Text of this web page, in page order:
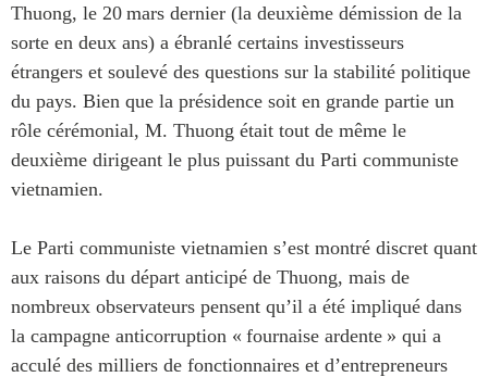
Asie du Nord
Asie du Sud
Commerce avec l’Asie
CPTPP Portal
Bourses
Initiative indo-pacifique
Dialogues et tables rondes
Centre sur les minéraux
critiques du Canada et de
Observatoire Asie
Perspectives
Rapports et notes de
synthèse
Études de cas
Sondages
Séries spéciales
Pleins feux
Thuong, le 20 mars dernier (la deuxième démission de la
sorte en deux ans) a ébranlé certains investisseurs
étrangers et soulevé des questions sur la stabilité politique
du pays. Bien que la présidence soit en grande partie un
rôle cérémonial, M. Thuong était tout de même le
deuxième dirigeant le plus puissant du Parti communiste
vietnamien.
Le Parti communiste vietnamien s’est montré discret quant
aux raisons du départ anticipé de Thuong, mais de
nombreux observateurs pensent qu’il a été impliqué dans
la campagne anticorruption « fournaise ardente » qui a
acculé des milliers de fonctionnaires et d’entrepreneurs